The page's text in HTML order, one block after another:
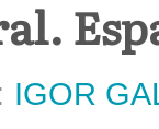
IGOR